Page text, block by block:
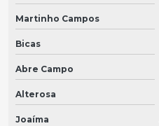
Martinho Campos
Bicas
Abre Campo
Alterosa
Joaíma